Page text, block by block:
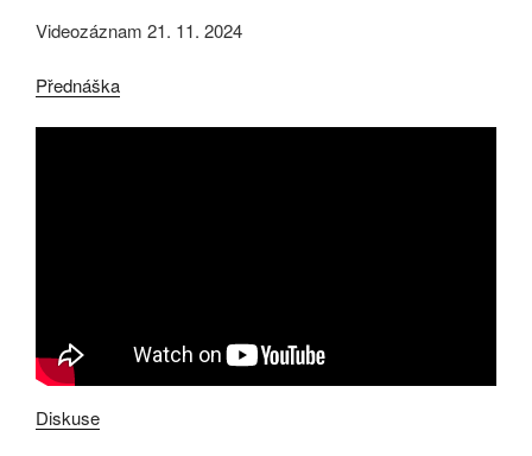
Videozáznam 21. 11. 2024
Přednáška
Diskuse